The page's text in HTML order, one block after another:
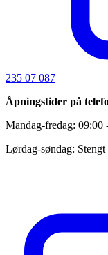
235 07 087
Åpningstider på
Mandag-fredag: 09:00
Lørdag-søndag: Stengt